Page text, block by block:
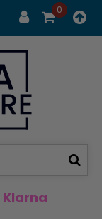
0
Klarna